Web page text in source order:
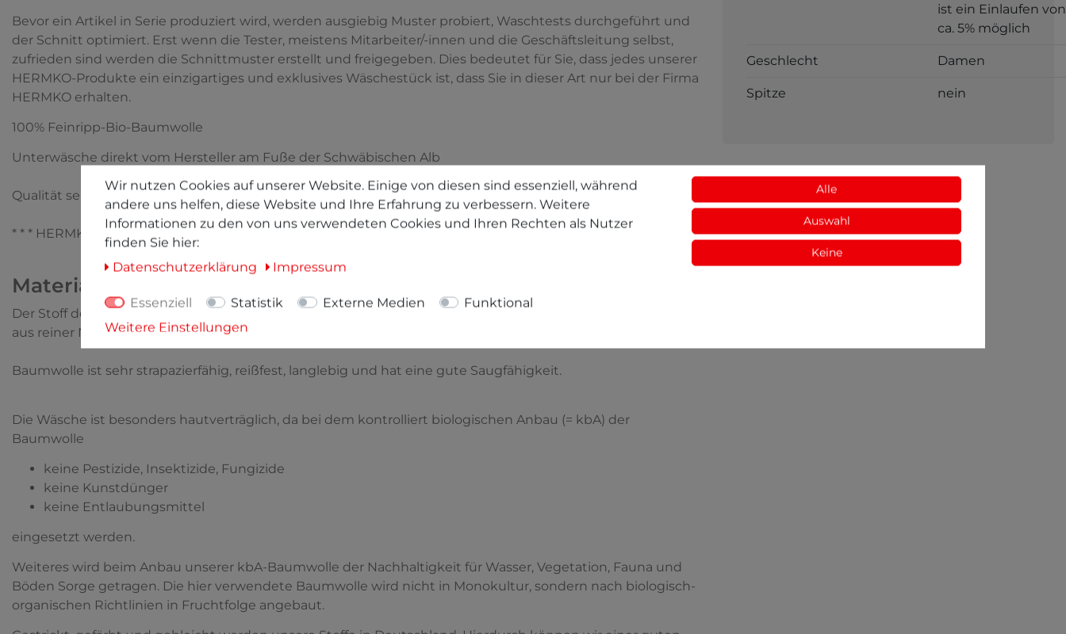
Bevor ein Artikel in Serie produziert wird, werden ausgiebig Muster probiert, Waschtests durchgeführt und
der Schnitt optimiert. Erst wenn die Tester, meistens Mitarbeiter/-innen und die Geschäftsleitung selbst,
zufrieden sind werden die Schnittmuster erstellt und freigegeben. Dies bedeutet für Sie, dass jedes unserer
HERMKO-Produkte ein einzigartiges und exklusives Wäschestück ist, dass Sie in dieser Art nur bei der Firma
HERMKO erhalten.
100% Feinripp-Bio-Baumwolle
Unterwäsche direkt vom Hersteller am Fuße der Schwäbischen Alb
Qualität seit 1958
* * * HERMKO - Wäsche zum Verlieben * * *
Materialinfo
Der Stoff des Artikels besteht zu 100% aus kontrolliert biologisch angebauter (=kbA) Baumwolle und somit
aus reiner Naturfaser.
Baumwolle ist sehr strapazierfähig, reißfest, langlebig und hat eine gute Saugfähigkeit.
Die Wäsche ist besonders hautverträglich, da bei dem kontrolliert biologischen Anbau (= kbA) der
Baumwolle
keine Pestizide, Insektizide, Fungizide
keine Kunstdünger
keine Entlaubungsmittel
eingesetzt werden.
Weiteres wird beim Anbau unserer kbA-Baumwolle der Nachhaltigkeit für Wasser, Vegetation, Fauna und
Böden Sorge getragen. Die hier verwendete Baumwolle wird nicht in Monokultur, sondern nach biologisch-
organischen Richtlinien in Fruchtfolge angebaut.
ist ein Einlaufen von
ca. 5% möglich
Geschlecht Damen
Spitze nein
Wir nutzen Cookies auf unserer Website. Einige von diesen sind essenziell, während
andere uns helfen, diese Website und Ihre Erfahrung zu verbessern. Weitere
Informationen zu den von uns verwendeten Cookies und Ihren Rechten als Nutzer
finden Sie hier:
Daten­schutz­erklärung
Impressum
Essenziell Statistik Externe Medien
Funktional
Weitere Einstellungen
Alle
Auswahl
Keine